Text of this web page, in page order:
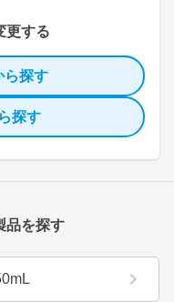
更する
ら探す
探す
品を探す